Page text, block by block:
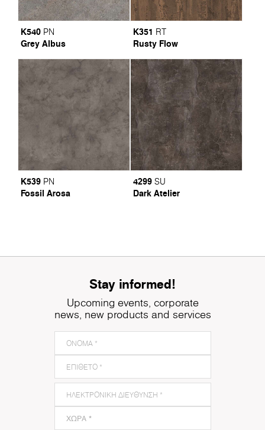
K540 PN
Grey Albus
K351 RT
Rusty Flow
K539 PN
Fossil Arosa
4299 SU
Dark Atelier
Stay informed!
Upcoming events, corporate
news, new products and services